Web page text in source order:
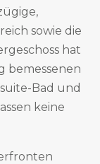
sowie die
hat
bemessenen
Bad und
keine